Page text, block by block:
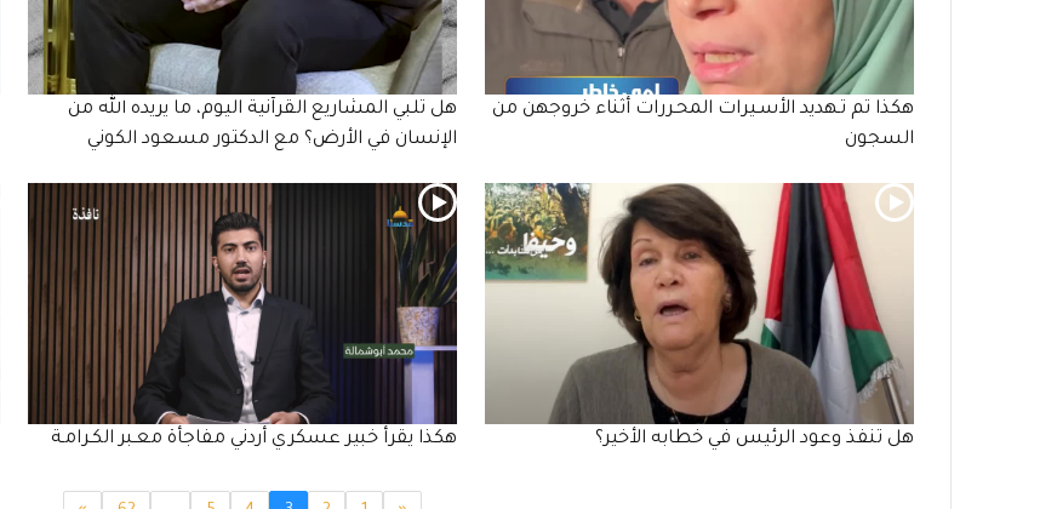
هكذا تم تـهديد الأسـيرات المحـررات أثناء خروجهن من
السجون
هل تلبي المشاريع القرآنية اليوم، ما يريده الله من
الإنسان في الأرض؟ مع الدكتور مسعود الكوني
هل تنفذ وعود الرئيس في خطابه الأخير؟ هكذا يقرأ خبير عسكري أردني مفاجأة معـبر الكـرامـة